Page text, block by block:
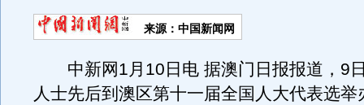
来源：中国新闻网
中新网1月10日电 据澳门日报报道，9
人士先后到澳区第十一届全国人大代表选举